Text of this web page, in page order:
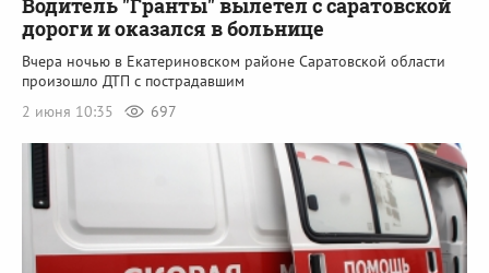
Водитель "Гранты" вылетел с саратовской
дороги и оказался в больнице
Вчера ночью в Екатериновском районе Саратовской области
произошло ДТП с пострадавшим
2 июня 10:35
697